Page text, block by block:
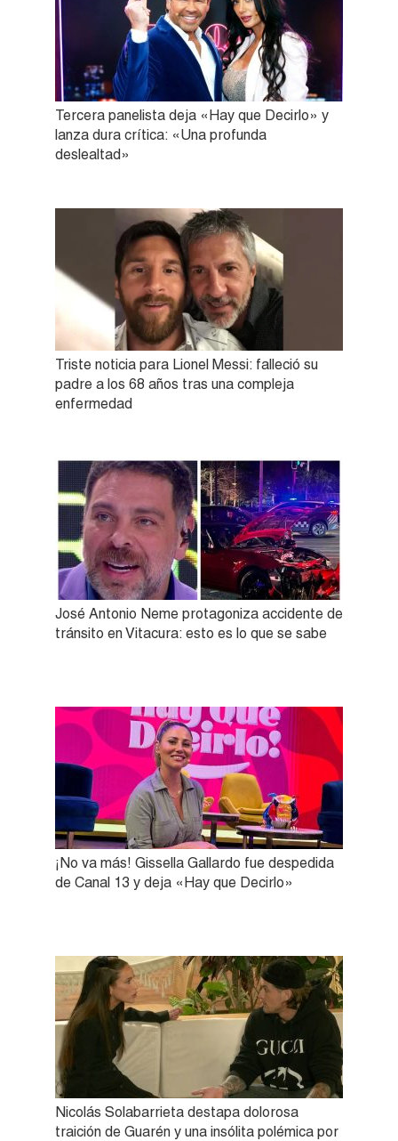
Tercera panelista deja «Hay que Decirlo» y
lanza dura crítica: «Una profunda
deslealtad»
Triste noticia para Lionel Messi: falleció su
padre a los 68 años tras una compleja
enfermedad
José Antonio Neme protagoniza accidente de
tránsito en Vitacura: esto es lo que se sabe
¡No va más! Gissella Gallardo fue despedida
de Canal 13 y deja «Hay que Decirlo»
Nicolás Solabarrieta destapa dolorosa
traición de Guarén y una insólita polémica por